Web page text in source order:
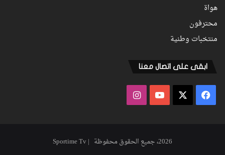
هواة
محترفون
منتخبات وطنية
ابقى على اتصال معنا
فيسبوك ‫YouTubeانستقرام
2026، جميع الحقوق محفوظة | Sportime Tv